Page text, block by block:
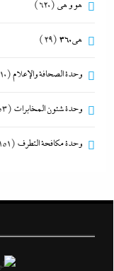
هو و هي (620)
هى360 (29)
وحدة الصحافة والإعلام(110)
وحدة شئون المخابرات (353)
وحدة مكافحة التطرف (151)